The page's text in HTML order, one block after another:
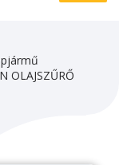
OLAJSZŰRŐ